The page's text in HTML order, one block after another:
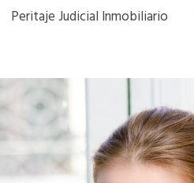
Peritaje Judicial Inmobiliario